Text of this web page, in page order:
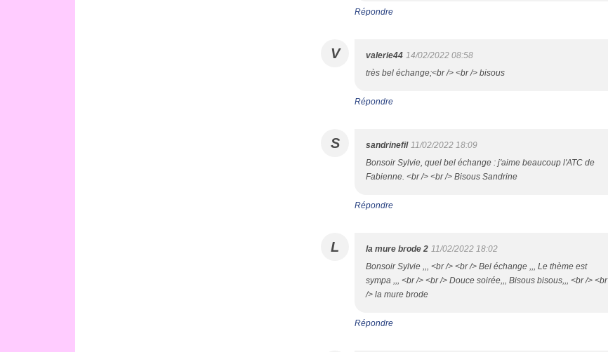
Répondre
V valerie44 14/02/2022 08:58
très bel échange;<br /> <br /> bisous
Répondre
S sandrinefil 11/02/2022 18:09
Bonsoir Sylvie, quel bel échange : j'aime beaucoup l'ATC de
Fabienne. <br /> <br /> Bisous Sandrine
Répondre
L la mure brode 2 11/02/2022 18:02
Bonsoir Sylvie ,,, <br /> <br /> Bel échange ,,, Le thème est
sympa ,,, <br /> <br /> Douce soirée,,, Bisous bisous,,, <br /> <br
/> la mure brode
Répondre